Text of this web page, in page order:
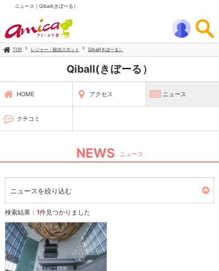
ニュース｜Qiball(きぼーる）
TOP レジャー・観光スポット Qiball(きぼーる）
Qiball(きぼーる）
HOME アクセス ニュース
クチコミ
NEWS ニュース
ニュースを絞り込む
検索結果： 1件見つかりました